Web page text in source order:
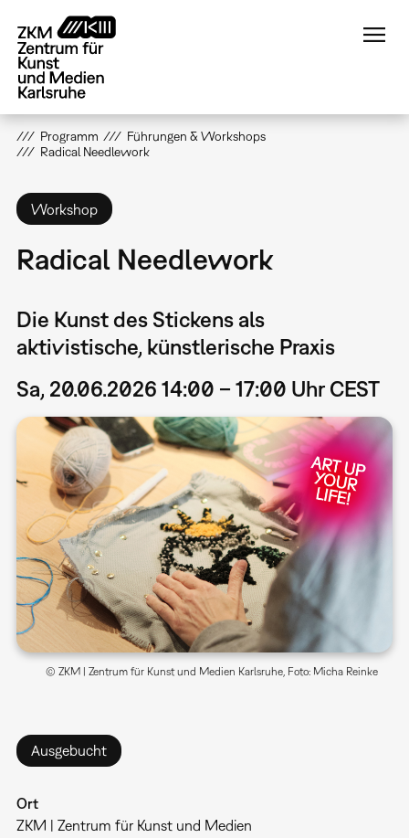
zum
Inhalt
Programm
Führungen & Workshops
Radical Needlework
Workshop
Radical Needlework
Die Kunst des Stickens als
aktivistische, künstlerische Praxis
Sa, 20.06.2026 14:00 – 17:00 Uhr CEST
© ZKM | Zentrum für Kunst und Medien Karlsruhe, Foto: Micha Reinke
Ausgebucht
Ort
ZKM | Zentrum für Kunst und Medien